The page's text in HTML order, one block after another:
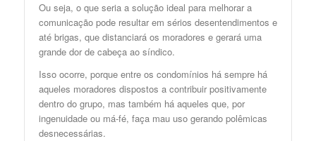
Ou seja, o que seria a solução ideal para melhorar a
comunicação pode resultar em sérios desentendimentos e
até brigas, que distanciará os moradores e gerará uma
grande dor de cabeça ao síndico.
Isso ocorre, porque entre os condomínios há sempre há
aqueles moradores dispostos a contribuir positivamente
dentro do grupo, mas também há aqueles que, por
ingenuidade ou má-fé, faça mau uso gerando polêmicas
desnecessárias.